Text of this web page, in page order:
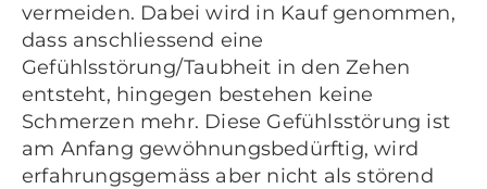
vermeiden. Dabei wird in Kauf genommen,
dass anschliessend eine
Gefühlsstörung/Taubheit in den Zehen
entsteht, hingegen bestehen keine
Schmerzen mehr. Diese Gefühlsstörung ist
am Anfang gewöhnungsbedürftig, wird
erfahrungsgemäss aber nicht als störend